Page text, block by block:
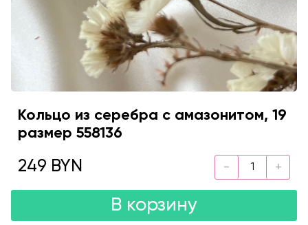
Кольцо из серебра с амазонитом, 19
размер 558136
249 BYN
В корзину